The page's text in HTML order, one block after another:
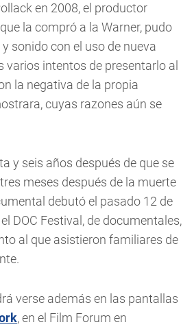
en 2008, el productor
la compró a la Warner, pudo
sonido con el uso de nueva
varios intentos de presentarlo al
la negativa de la propia
cuyas razones aún se
y seis años después de que se
meses después de la muerte
debutó el pasado 12 de
DOC Festival, de documentales,
al que asistieron familiares de
verse además en las pantallas
, en el Film Forum en